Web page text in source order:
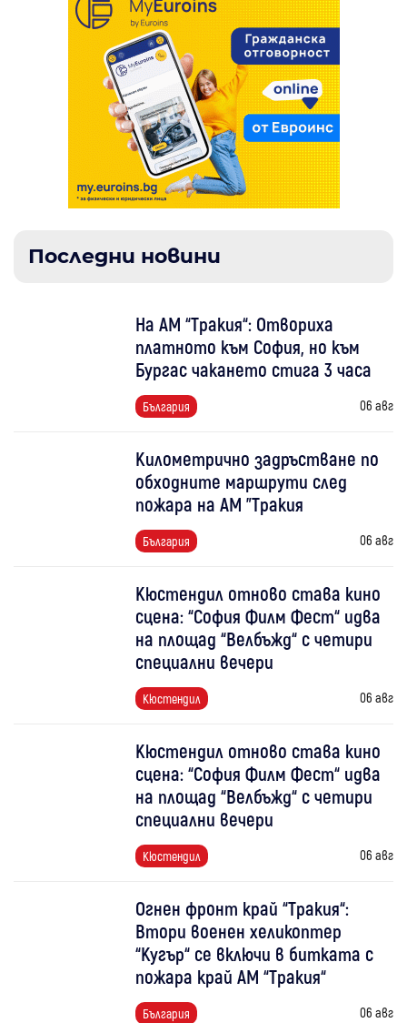
Последни новини
На АМ “Тракия“: Отвориха
платното към София, но към
Бургас чакането стига 3 часа
България 06 авг
Километрично задръстване по
обходните маршрути след
пожара на АМ "Тракия
България 06 авг
Кюстендил отново става кино
сцена: “София Филм Фест“ идва
на площад “Велбъжд“ с четири
специални вечери
Кюстендил 06 авг
Кюстендил отново става кино
сцена: “София Филм Фест“ идва
на площад “Велбъжд“ с четири
специални вечери
Кюстендил 06 авг
Огнен фронт край “Тракия“:
Втори военен хеликоптер
“Кугър“ се включи в битката с
пожара край АМ “Тракия“
България 06 авг